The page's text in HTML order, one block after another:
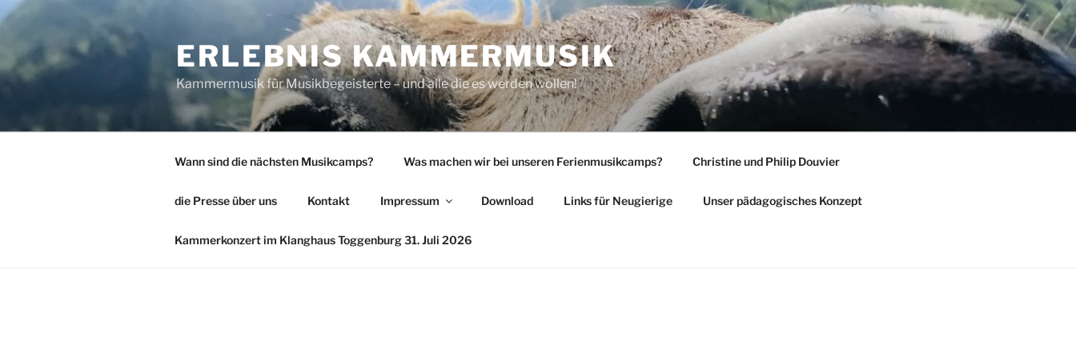
Zum
Inhalt
springen
ERLEBNIS KAMMERMUSIK
Kammermusik für Musikbegeisterte – und alle die es werden wollen!
Wann sind die nächsten Musikcamps? Was machen wir bei unseren Ferienmusikcamps? Christine und Philip Douvier
die Presse über uns Kontakt Impressum Download Links für Neugierige Unser pädagogisches Konzept
Kammerkonzert im Klanghaus Toggenburg 31. Juli 2026